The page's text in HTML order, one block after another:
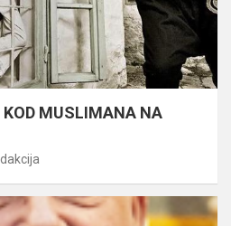
MUSLIMANA NA